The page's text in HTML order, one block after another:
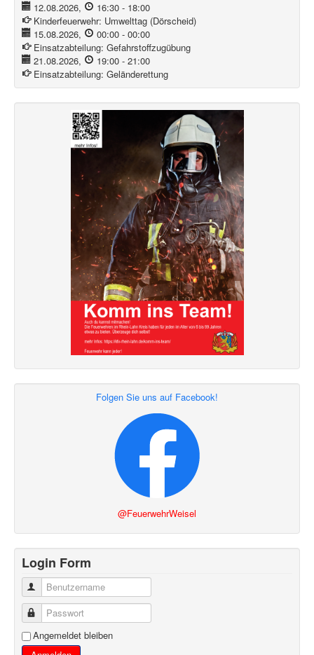
12.08.2026, 16:30- 18:00
Kinderfeuerwehr: Umwelttag (Dörscheid)
15.08.2026, 00:00- 00:00
Einsatzabteilung:Gefahrstoffzugübung
21.08.2026, 19:00- 21:00
Einsatzabteilung:Geländerettung
Folgen Sie uns auf Facebook!
@FeuerwehrWeisel
Login Form
Benutzername
Passwort
Angemeldet bleiben